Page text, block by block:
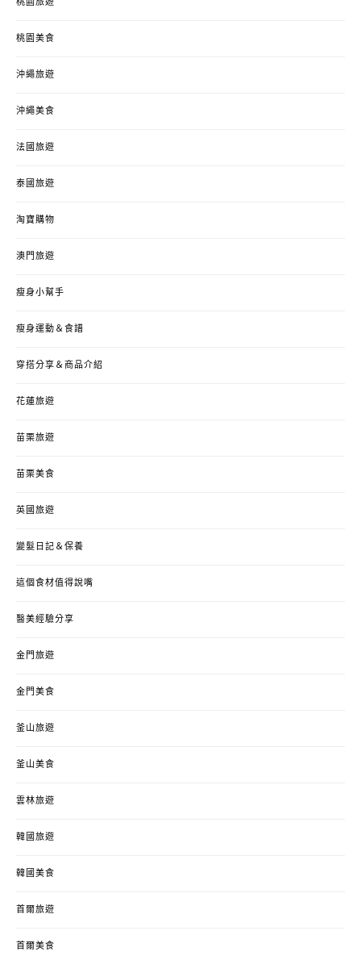
桃園旅遊
桃園美食
沖繩旅遊
沖繩美食
法國旅遊
泰國旅遊
淘寶購物
澳門旅遊
瘦身小幫手
瘦身運動＆食譜
穿搭分享＆商品介紹
花蓮旅遊
苗栗旅遊
苗栗美食
英國旅遊
變髮日記＆保養
這個食材值得說嘴
醫美經驗分享
金門旅遊
金門美食
釜山旅遊
釜山美食
雲林旅遊
韓國旅遊
韓國美食
首爾旅遊
首爾美食